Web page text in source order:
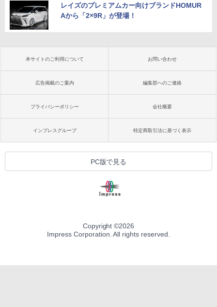
レイズのプレミアムカー向けブランドHOMUR
Aから「2×9R」が登場！
本サイトのご利用について お問い合わせ
広告掲載のご案内 編集部へのご連絡
プライバシーポリシー 会社概要
インプレスグループ 特定商取引法に基づく表示
PC版で見る
Copyright ©2026
Impress Corporation. All rights reserved.